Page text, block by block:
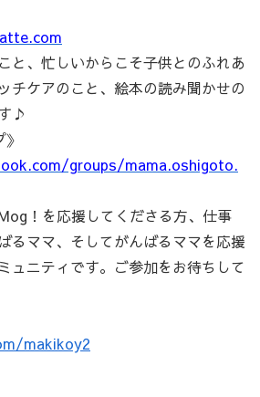
と、忙しいからこそ子供とのふれあ
チケアのこと、絵本の読み聞かせの
♪
groups/mama.oshigoto.
！を応援してくださる方、仕事
るママ、そしてがんばるママを応援
ュニティです。ご参加をお待ちして
makikoy2